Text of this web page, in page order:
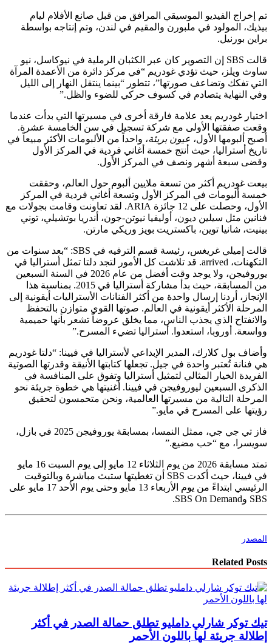
تم إخراج الفيديو الموسيقي المرافق من قبل صانع الأفلام ليام
بيذيك، المولود في ملبورن والمقيم في لندن، وتم إنتاجه بواسطة
براين بورنيل.
قالت SBS إن التصوير كان عبر الكثبان الرملية في نيوكاسل، نيو
ساوث ويلز، حيث تؤدي غودريم “في مركز دائرة من الأعمدة المرآة
التي تفكك وتضاعف صورتها”، تتطور “بينما ينتقل النهار إلى الليل
وفي النهاية يتصادم في كسوف حركي للضوء والظل.”
اختيار غودريم يعد علامة فارقة أخرى في مسيرتها التي بدأت عندما
وقعت صفقتها الأولى مع شركة تسجيل في سن الخامسة عشرة.
أصبح ألبومها الأول، عيون بريئة، واحداً من الألبومات الأكثر مبيعاً في
تاريخ أستراليا، حيث أنتج خمسة أغاني فردية في المركز الأول
وقضى سبعة أشهر ونصف في المركز الأول.
بيعت غودريم أكثر من تسعة ملايين ألبوم حول العالم، وحققت
خمسة ألبومات في المركز الأول وتسعة أغاني فردية في المركز
الأول، وحصلت على 12 جائزة ARIA. لقد تعاونت وقامت بجولات مع
فنانين مثل سيلين ديون، أوليفيا نيوتن-جون، أندريا بوتشيلي، توني
بينيت، شانيا توين، باكستريت بويز وريكي مارتن.
قالت إميلي غريغس، رئيسة قسم الترفيه في SBS: “بعد سنوات من
التكهنات، arrived. قد تلاشت كل الأمور لتجد دلتا تمثل أستراليا في
يوروفيجن، ولا يوجد وقت أفضل من عام 2026 في السنة السبعين
من المسابقة، حيث بدأ مشاركة أستراليا في 2015. بمناسبة هذا
الإنجاز، أردنا إرسال واحدة من أكثر الفنانات الأستراليات أيقونية إلى
المرحلة الأكثر أيقونية في العالم. صوتها القوي متوازن بالتحفظ
والانفتاح الذي يجذب الناس، مما يخلق عروضاً تشعر بأنها حميمية
وواسعة. أوروبا، استعدوا. أستراليا تضيء المسرح.”
وأضاف بول كلارك، المدير الإبداعي لأستراليا في فيينا: “دلتا غودريم
هي فنانة تُعتبر واحدة في جيل. تجعلها كتابتها الأنيقة وقدرتها الصوتية
الفريدة الخيار المثالي لتمثيل أستراليا وتفوق على المنافسة في
الذكرى السبعين ليوروفيجن في فيينا. أغنيتها هي خطوة جريئة نحو
المرحلة التالية من مسيرتها العالمية، ونحن متحمسون لتحقيق
رؤيتها على المسرح في مايو.”
فاز تي جي جي، ممثل النمسا، بمسابقة يوروفيجن 2025 في بازل،
سويسرا، مع “حب مضيع.”
تمتد مسابقة 2026 من يوم الثلاثاء 12 مايو إلى يوم السبت 16 مايو
في فيينا، حيث أكدت SBS أن تغطيتها ستبث مباشرة وبالتوقيت
الرئيسي ابتداءً من يوم الأربعاء 13 مايو وحتى يوم الأحد 17 مايو على
SBS وSBS On Demand.
المصدر
Related Posts
تيك توكر شارلي دامليو تطلق حمالة الصدر في أكثر
إطلالة جريئة لها باللون الأحمر